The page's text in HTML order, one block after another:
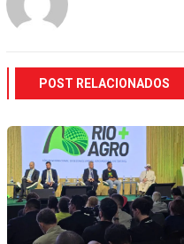
POST RELACIONADOS